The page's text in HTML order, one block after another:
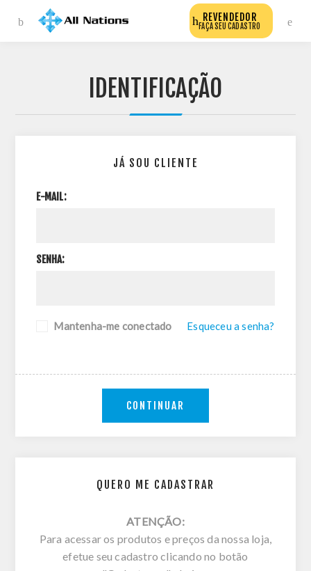
REVENDEDOR
FAÇA SEU CADASTRO
IDENTIFICAÇÃO
QUERO ME CADASTRAR
ATENÇÃO:
Para acessar os produtos e preços da nossa loja,
efetue seu cadastro clicando no botão
JÁ SOU CLIENTE
E-MAIL:
SENHA:
Mantenha-me conectado Esqueceu a senha?
CONTINUAR